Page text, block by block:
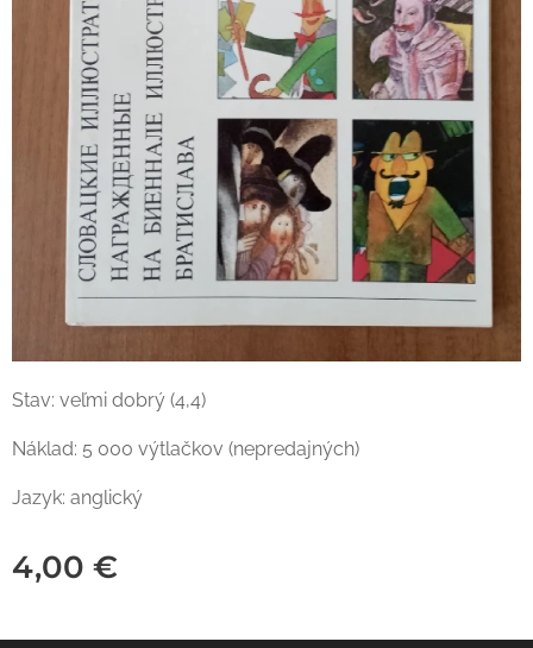
Stav: veľmi dobrý (4,4)
Náklad: 5 000 výtlačkov (nepredajných)
Jazyk: anglický
4,00 €